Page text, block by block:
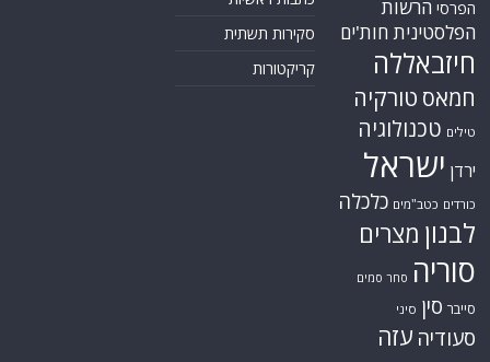
הפרסי הרשות
הפלסטינית חות'ים
חיזבאללה
חמאס טורקיה
טילים טכנולוגיה
ירדן ישראל
כורדים כטב"מים כלכלה
לבנון מצרים
סוריה סחר סמים
סייבר סין סיני
סעודיה עזה
סקירות תשתית
קריקטורות